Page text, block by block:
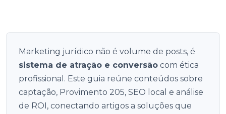
Marketing jurídico não é volume de posts, é
sistema de atração e conversão com ética
profissional. Este guia reúne conteúdos sobre
captação, Provimento 205, SEO local e análise
de ROI, conectando artigos a soluções que